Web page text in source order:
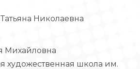
Николаевна
Михайловна
художественная школа им.